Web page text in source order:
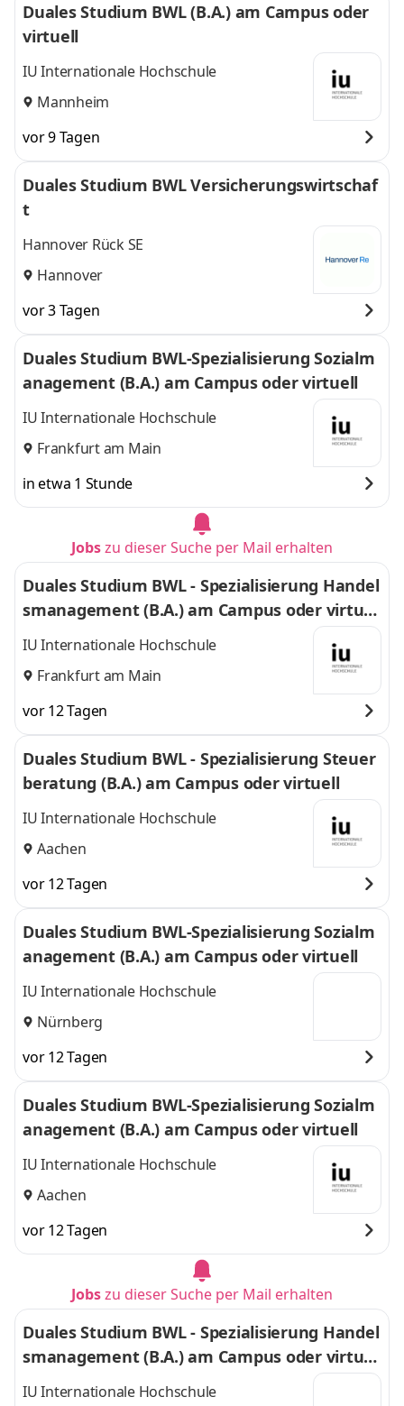
Duales Studium BWL (B.A.) am Campus oder
virtuell
IU Internationale Hochschule
Mannheim
vor 9 Tagen
Duales Studium BWL Versicherungswirtschaf
t
Hannover Rück SE
Hannover
vor 3 Tagen
Duales Studium BWL-Spezialisierung Sozialm
anagement (B.A.) am Campus oder virtuell
IU Internationale Hochschule
Frankfurt am Main
in etwa 1 Stunde
Jobszu dieser Suche per Mail erhalten
Duales Studium BWL - Spezialisierung Handel
smanagement (B.A.) am Campus oder virtuel
l
IU Internationale Hochschule
Frankfurt am Main
vor 12 Tagen
Duales Studium BWL - Spezialisierung Steuer
beratung (B.A.) am Campus oder virtuell
IU Internationale Hochschule
Aachen
vor 12 Tagen
Duales Studium BWL-Spezialisierung Sozialm
anagement (B.A.) am Campus oder virtuell
IU Internationale Hochschule
Nürnberg
vor 12 Tagen
Duales Studium BWL-Spezialisierung Sozialm
anagement (B.A.) am Campus oder virtuell
IU Internationale Hochschule
Aachen
vor 12 Tagen
Jobszu dieser Suche per Mail erhalten
Duales Studium BWL - Spezialisierung Handel
smanagement (B.A.) am Campus oder virtuel
l
IU Internationale Hochschule